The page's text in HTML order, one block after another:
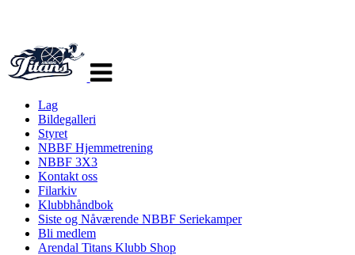
navigasjon
Lag
Bildegalleri
Styret
NBBF Hjemmetrening
NBBF 3X3
Kontakt oss
Filarkiv
Klubbhåndbok
Siste og Nåværende NBBF Seriekamper
Bli medlem
Arendal Titans Klubb Shop